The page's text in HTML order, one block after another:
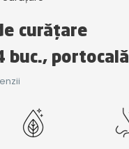
curățare
buc., portocală